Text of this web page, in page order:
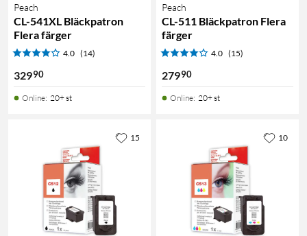
Peach
CL-541XL Bläckpatron
Flera färger
4.0 (14)
32990
Online: 20+ st
Peach
CL-511 Bläckpatron Flera
färger
4.0 (15)
27990
Online: 20+ st
15 10